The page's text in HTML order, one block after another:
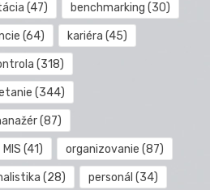
(47) benchmarking (30)
(64) kariéra (45)
(318)
(344)
(87)
MIS (41) organizovanie (87)
(28) personál (34)